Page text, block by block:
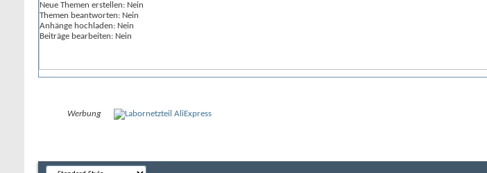
Neue Themen erstellen: Nein
Themen beantworten: Nein
Anhänge hochladen: Nein
Beiträge bearbeiten: Nein
Werbung